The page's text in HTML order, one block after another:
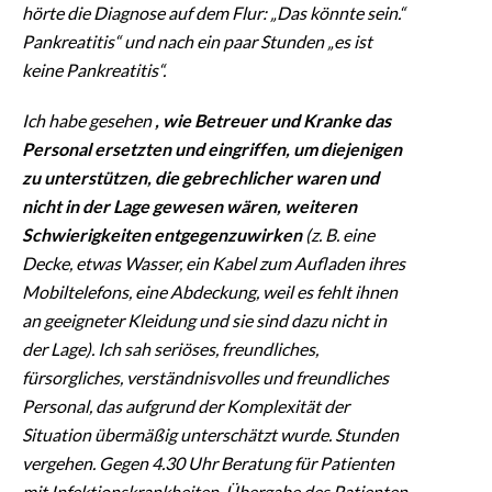
hörte die Diagnose auf dem Flur: „Das könnte sein.“
Pankreatitis“ und nach ein paar Stunden „es ist
keine Pankreatitis“.
Ich habe gesehen , wie Betreuer und Kranke das
Personal ersetzten und eingriffen, um diejenigen
zu unterstützen, die gebrechlicher waren und
nicht in der Lage gewesen wären, weiteren
Schwierigkeiten entgegenzuwirken(z. B. eine
Decke, etwas Wasser, ein Kabel zum Aufladen ihres
Mobiltelefons, eine Abdeckung, weil es fehlt ihnen
an geeigneter Kleidung und sie sind dazu nicht in
der Lage). Ich sah seriöses, freundliches,
fürsorgliches, verständnisvolles und freundliches
Personal, das aufgrund der Komplexität der
Situation übermäßig unterschätzt wurde. Stunden
vergehen. Gegen 4.30 Uhr Beratung für Patienten